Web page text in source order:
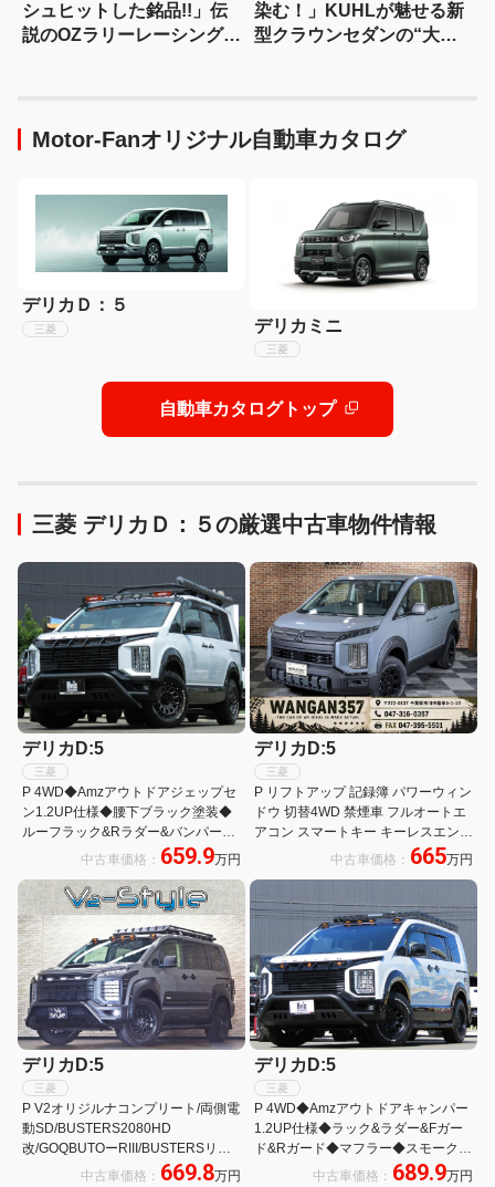
シュヒットした銘品!!」伝
説のOZラリーレーシングを
染む！」KUHLが魅せる新
型クラウンセダンの“大人
Motor-Fanオリジナル自動車カタログ
デリカＤ：５
三菱 デリカミニ
三菱
自動車カタログトップ
三菱 デリカＤ：５の厳選中古車物件情報
デリカD:5
三菱
P 4WD◆Amzアウトドアジェップセ
ン1.2UP仕様◆腰下ブラック塗装◆
ルーフラック&Rラダー&バンパー
G&Rガード◆BIGーX11型ナビ
&ETC2.0◆ARBタープ◆デルタフォ
ースAW&BFATタイヤ
中古車価格： 659.9万円
デリカD:5
三菱
P リフトアップ 記録簿 パワーウィン
ドウ 切替4WD 禁煙車 フルオートエ
アコン スマートキー キーレスエント
リ 電動格納ドアミラー 1オーナー車
中古車価格： 665万円
デリカD:5
三菱
P V2オリジルナコンプリート/両側電
動SD/BUSTERS2080HD
改/GOQBUTOーRIII/BUSTERSリア
ラダー/MADLYS RMオーバーフェン
中古車価格： 669.8万円
デリカD:5
三菱
P 4WD◆Amzアウトドアキャンパー
1.2UP仕様◆ラック&ラダー&Fガー
ド&Rガード◆マフラー◆スモークテ
ール◆オバフェン◆BIGX11型ナビ&
中古車価格： 689.9万円